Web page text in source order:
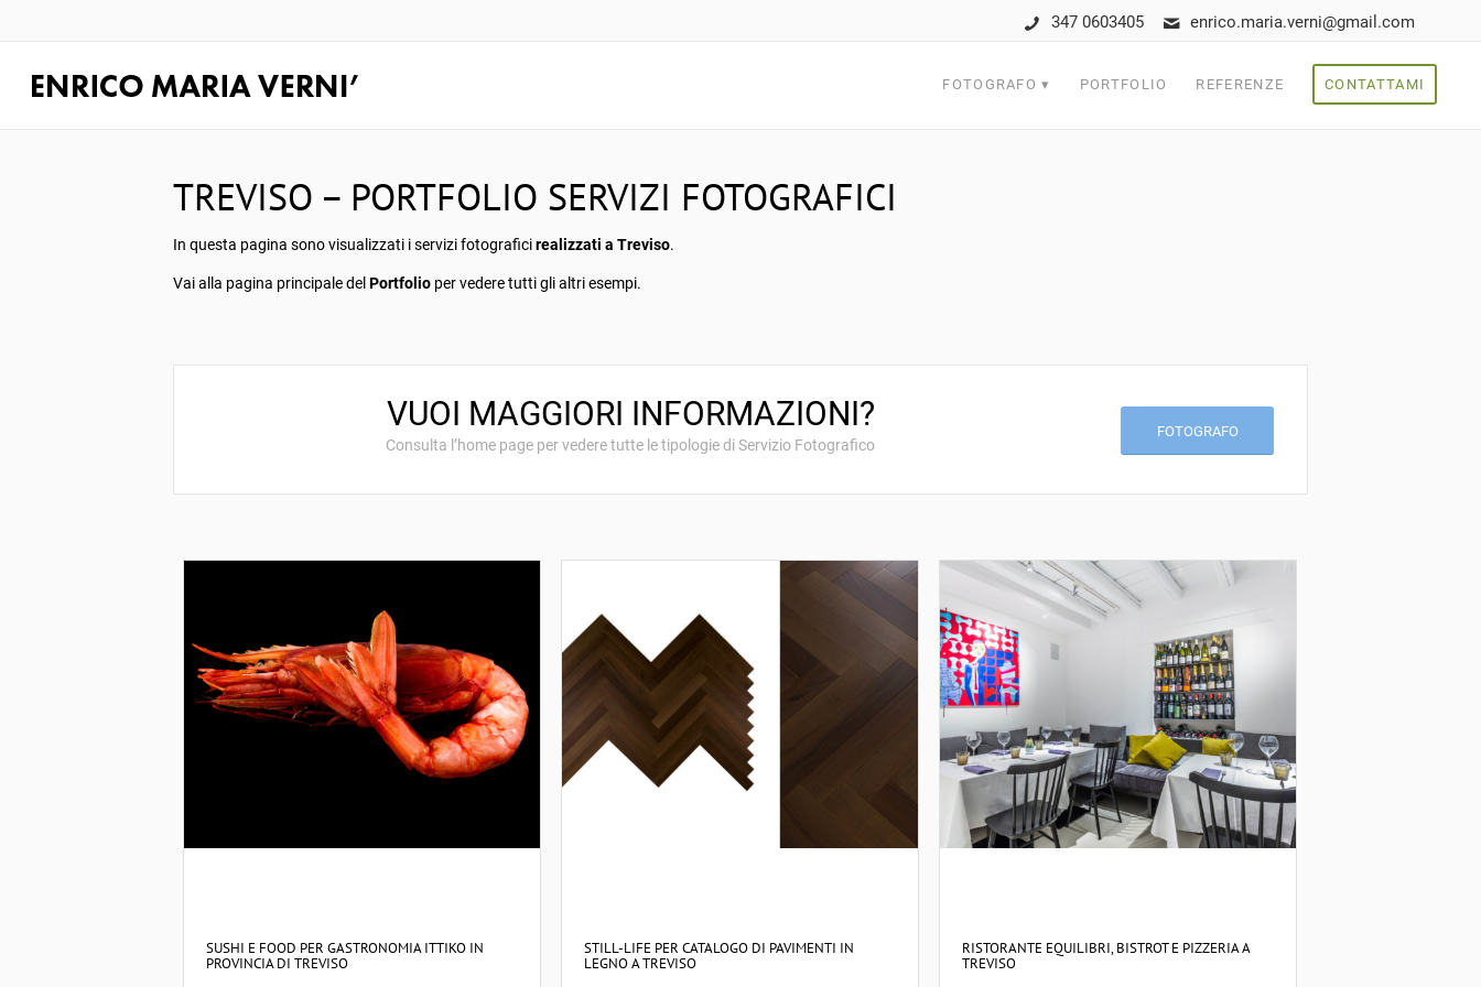
347 0603405 enrico.maria.verni@gmail.com
FOTOGRAFO PORTFOLIO REFERENZE CONTATTAMI
TREVISO – PORTFOLIO SERVIZI FOTOGRAFICI
In questa pagina sono visualizzati i servizi fotograficirealizzati a Treviso.
Vai alla pagina principale del Portfolio per vedere tutti gli altri esempi.
VUOI MAGGIORI INFORMAZIONI?
Consulta l’home page per vedere tutte le tipologie di Servizio Fotografico
FOTOGRAFO
SUSHI E FOOD PER GASTRONOMIA ITTIKO IN
PROVINCIA DI TREVISO
STILL-LIFE PER CATALOGO DI PAVIMENTI IN
LEGNO A TREVISO
RISTORANTE EQUILIBRI, BISTROT E PIZZERIA A
TREVISO